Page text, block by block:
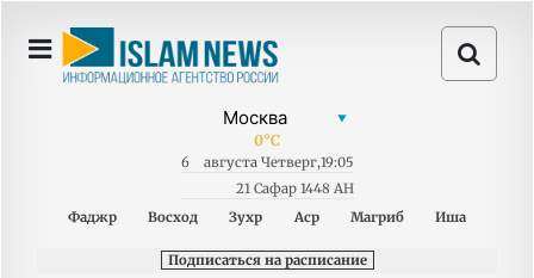
0°C
6 августа Четверг,19:05
21 Сафар 1448 AH
Фаджр
Восход Зухр Аср Магриб Иша
Подписаться на расписание